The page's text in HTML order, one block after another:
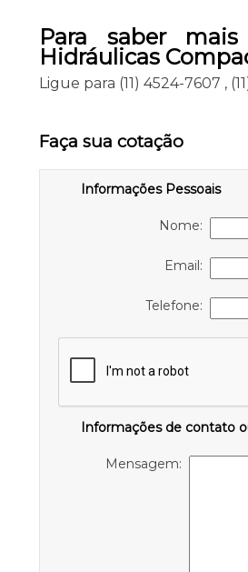
Para saber
Hidráulicas
Ligue para (11) 4524-7607 ,
Faça sua cotação
Informações Pessoais
Nome:
Email:
Telefone:
Informações de contato
Mensagem: